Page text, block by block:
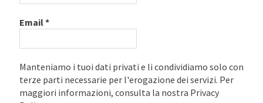
Email*
Manteniamo i tuoi dati privati e li condividiamo solo con
terze parti necessarie per l'erogazione dei servizi. Per
maggiori informazioni, consulta la nostra Privacy